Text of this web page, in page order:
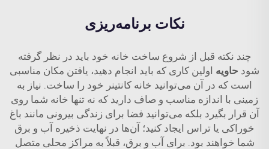
نکات برنامه‌ریزی
چند نکته قبل از شروع ساخت خانه خود باید در نظر گرفته
شود حاویه اولین کاری که باید انجام دهید، یافتن مکان مناسبی
است که در آن می‌توانید خانه کانتینر خود را ساخت. نیاز به
زمینی با اندازه مناسب و صاف دارید که نه تنها خانه شما روی
آن قرار بگیرد بلکه می‌توانید فضا برای زندگی بیرونی مانند باغ
خوراکی یا تراس ایجاد کنید؛ آن‌ها در نهایت ذخیره آب و برق
شما خواهند بود. برای آب و برق، قبلاً به مراکز محلی متصل